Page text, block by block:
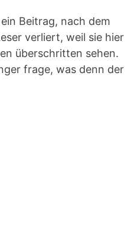
Beitrag, nach dem
verliert, weil sie hier
überschritten sehen.
frage, was denn der